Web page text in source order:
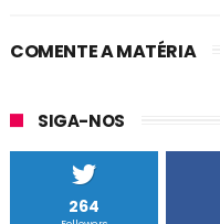
COMENTE A MATÉRIA
SIGA-NOS
264